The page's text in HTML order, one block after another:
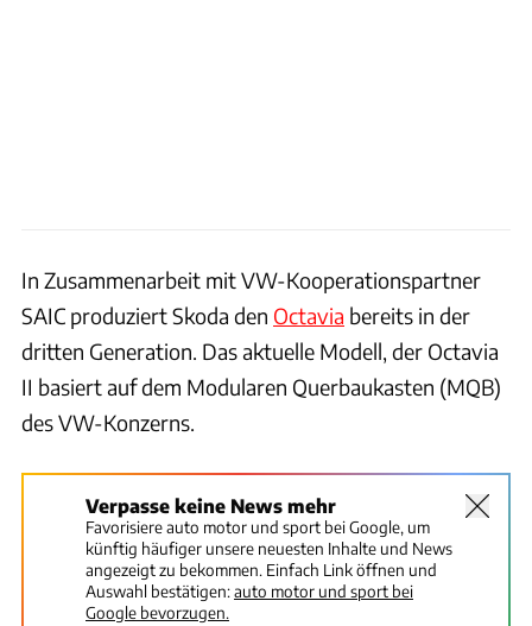
In Zusammenarbeit mit VW-Kooperationspartner
SAIC produziert Skoda den Octavia bereits in der
dritten Generation. Das aktuelle Modell, der Octavia
II basiert auf dem Modularen Querbaukasten (MQB)
des VW-Konzerns.
Verpasse keine News mehr
Favorisiere auto motor und sport bei Google, um
künftig häufiger unsere neuesten Inhalte und News
angezeigt zu bekommen. Einfach Link öffnen und
Auswahl bestätigen:auto motor und sport bei
Google bevorzugen.